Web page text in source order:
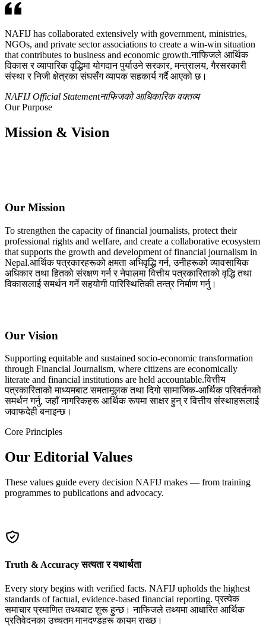
NAFIJ has collaborated extensively with government, ministries,
NGOs, and private sector associations to create a win-win situation
that contributes to business and economic growth.नाफिजले आर्थिक
विकास र व्यापारिक वृद्धिमा योगदान पुर्याउने सरकार, मन्त्रालय, गैरसरकारी
संस्था र निजी क्षेत्रका संघसँग व्यापक सहकार्य गर्दै आएको छ।
NAFIJ Official Statementनाफिजको आधिकारिक वक्तव्य
Our Purpose
Mission & Vision
Our Mission
To strengthen the capacity of financial journalists, protect their
professional rights and welfare, and create a collaborative ecosystem
that supports the growth and development of financial journalism in
Nepal.आर्थिक पत्रकारहरूको क्षमता अभिवृद्धि गर्न, उनीहरूको व्यावसायिक
अधिकार तथा हितको संरक्षण गर्न र नेपालमा वित्तीय पत्रकारिताको वृद्धि तथा
विकासलाई समर्थन गर्ने सहयोगी पारिस्थितिकी तन्त्र निर्माण गर्नु।
Our Vision
Supporting equitable and sustained socio-economic transformation
through Financial Journalism, where citizens are economically
literate and financial institutions are held accountable.वित्तीय
पत्रकारिताको माध्यमबाट समतामूलक तथा दिगो सामाजिक-आर्थिक परिवर्तनको
समर्थन गर्नु, जहाँ नागरिकहरू आर्थिक रूपमा साक्षर हुन् र वित्तीय संस्थाहरूलाई
जवाफदेही बनाइन्छ।
Core Principles
Our Editorial Values
These values guide every decision NAFIJ makes — from training
programmes to publications and advocacy.
Truth & Accuracy सत्यता र यथार्थता
Every story begins with verified facts. NAFIJ upholds the highest
standards of factual, evidence-based financial reporting. प्रत्येक
समाचार प्रमाणित तथ्यबाट शुरू हुन्छ। नाफिजले तथ्यमा आधारित आर्थिक
प्रतिवेदनका उच्चतम मानदण्डहरू कायम राख्छ।